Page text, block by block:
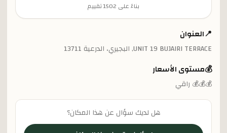
بناءً على 1502تقييم
📍العنوان
UNIT 19 BUJAIRI TERRACE, البجيري، الدرعية 13711
💰مستوى الأسعار
💰💰💰 راقي
هل لديك سؤال عن هذا المكان؟